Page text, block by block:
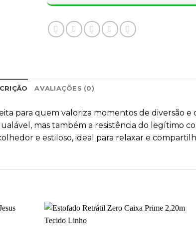
AVALIAÇÕES (0)
para quem valoriza momentos de diversão
mas também a resistência do legítimo
e estiloso, ideal para relaxar e